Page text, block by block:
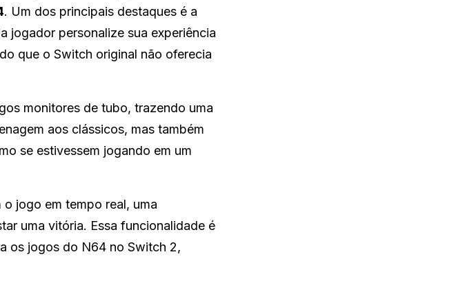
. Um dos principais destaques é a
jogador personalize sua experiência
que o Switch original não oferecia
monitores de tubo, trazendo uma
aos clássicos, mas também
se estivessem jogando em um
jogo em tempo real, uma
uma vitória. Essa funcionalidade é
os jogos do N64 no Switch 2,